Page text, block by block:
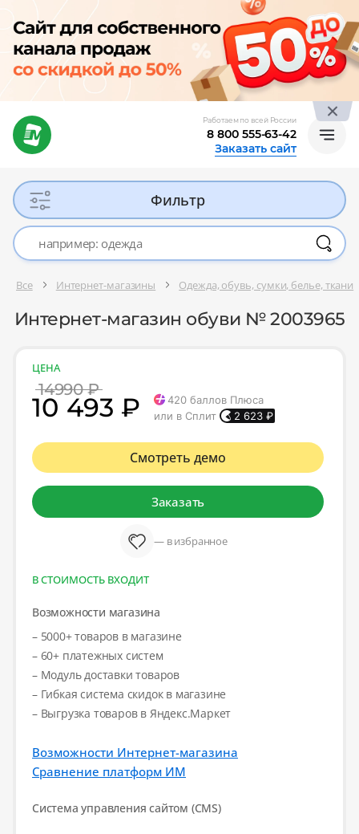
Работаем по всей России
8 800 555-63-42
Заказать сайт
Фильтр
Все Интернет-магазины Одежда, обувь, сумки, белье, ткани
Интернет-магазин обуви № 2003965
ЦЕНА
14990 ₽
10 493 ₽ 420баллов Плюса
или в Сплит
2 623₽
Смотреть демо
Заказать
— в избранное
В СТОИМОСТЬ ВХОДИТ
Возможности магазина
– 5000+ товаров в магазине
– 60+ платежных систем
– Модуль доставки товаров
– Гибкая система скидок в магазине
– Выгрузка товаров в Яндекс.Маркет
Возможности Интернет-магазина
Сравнение платформ ИМ
Система управления сайтом (CMS)